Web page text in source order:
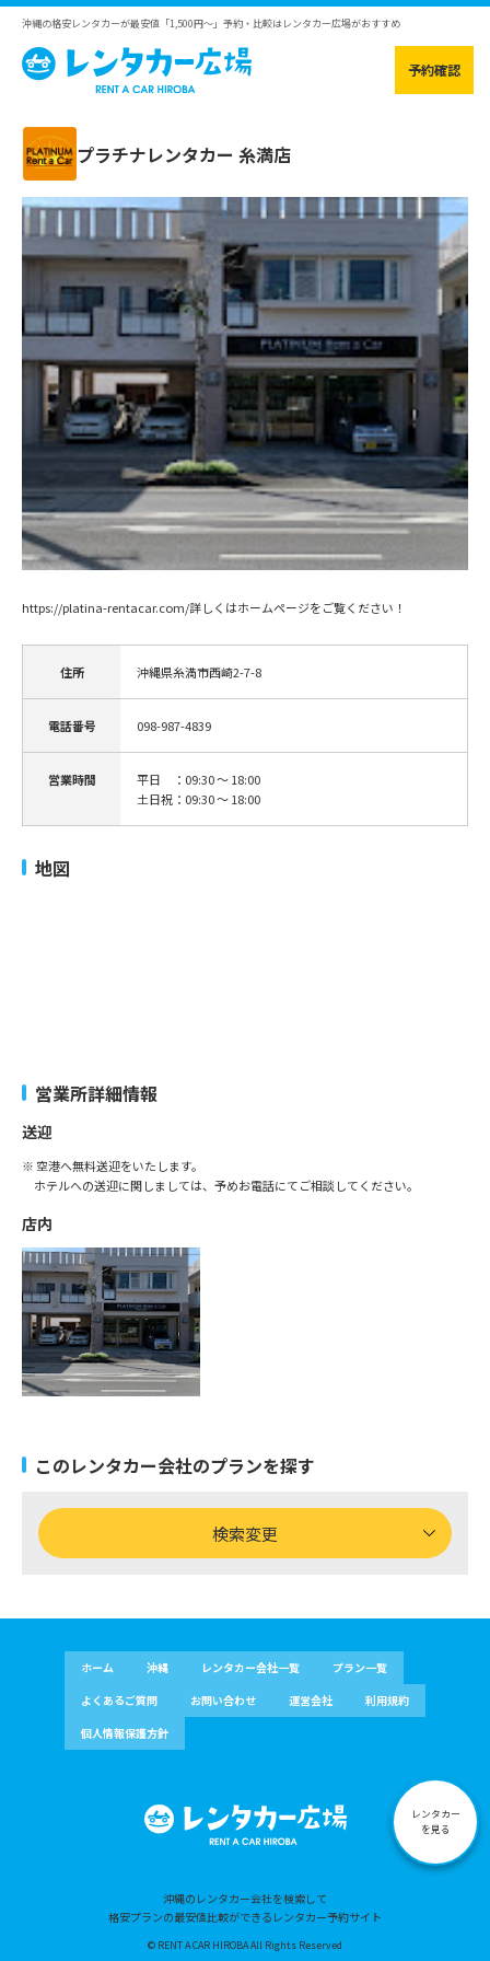
沖縄の格安レンタカーが最安値「1,500円～」予約・比較はレンタカー広場がおすすめ
予約確認
プラチナレンタカー 糸満店
https://platina-rentacar.com/詳しくはホームページをご覧ください！
住所 沖縄県糸満市西崎2-7-8
電話番号 098-987-4839
営業時間
平日 ：09:30 ～ 18:00
土日祝：09:30 ～ 18:00
地図
営業所詳細情報
送迎
※ 空港へ無料送迎をいたします。
ホテルへの送迎に関しましては、予めお電話にてご相談してください。
店内
このレンタカー会社のプランを探す
検索変更
ホーム 沖縄 レンタカー会社一覧
プラン一覧
よくあるご質問
お問い合わせ 運営会社
利用規約
個人情報保護方針
沖縄のレンタカー会社を検索して
格安プランの最安値比較ができるレンタカー予約サイト
© RENT A CAR HIROBA All Rights Reserved
レンタカー
を見る